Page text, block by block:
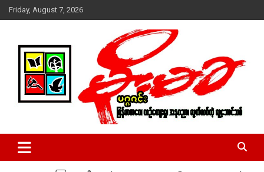
Skip
to
Friday, August 7, 2026
MoeMaKa Burmese News &
Media
ယ္ေရး – အမွတ္ ၂၅၄၊ ပထပ္၊ လမ္း ၄၀၊ ေက်ာက္တံတား၊ ရန္ကုန္။
(ဖုုံး – ၀၉ ၂၅၂ ၂၄၉ ၀၉၄ ၊ ၀၉ ၄၂၁ ၇၄၃ ၇၅၃ ၊ ၀၉ ၅၀၄ ၁၀ ၅၈) ျ